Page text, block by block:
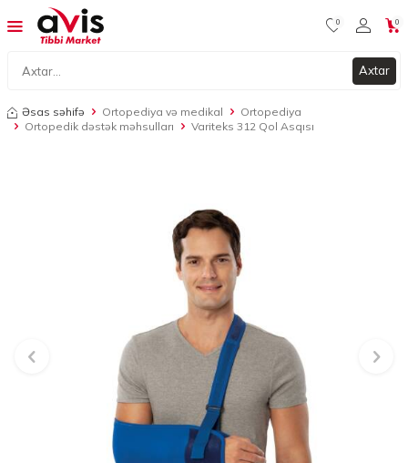
Axtar
0 0
Əsas səhifə Ortopediya və medikal
Ortopediya
Ortopedik dəstək məhsulları
Variteks 312 Qol Asqısı